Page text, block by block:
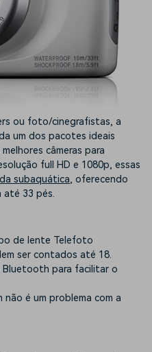
ou foto/cinegrafistas, a
um dos pacotes ideais
câmeras para
full HD e 1080p, essas
subaquática, oferecendo
até 33 pés.
de lente Telefoto
ser contados até 18.
Bluetooth para facilitar o
não é um problema com a